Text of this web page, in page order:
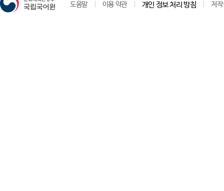
도움말 이용 약관 개인 정보 처리 방침 저